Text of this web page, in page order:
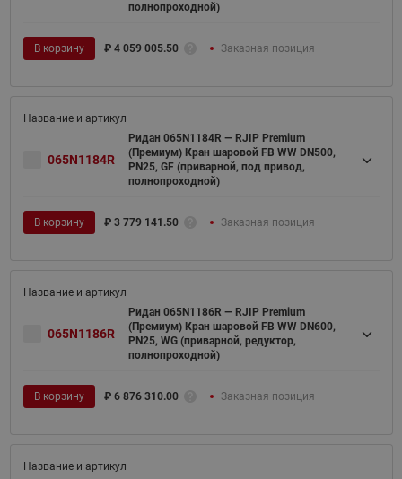
полнопроходной)
В корзину ₽ 4 059 005.50 Заказная позиция
065N1184R
Ридан 065N1184R — RJIP Premium
(Премиум) Кран шаровой FB WW DN500,
PN25, GF (приварной, под привод,
полнопроходной)
В корзину ₽ 3 779 141.50 Заказная позиция
065N1186R
Ридан 065N1186R — RJIP Premium
(Премиум) Кран шаровой FB WW DN600,
PN25, WG (приварной, редуктор,
полнопроходной)
В корзину ₽ 6 876 310.00 Заказная позиция